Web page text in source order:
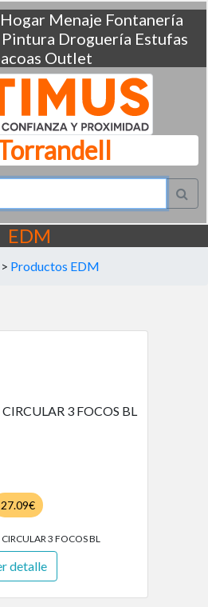
Hogar Menaje Fontanería
Pintura Droguería Estufas
Outlet
EDM
> Productos EDM
27.09€
3 FOCOS BL
detalle